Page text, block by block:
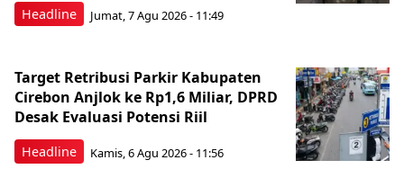
Headline Jumat, 7 Agu 2026 - 11:49
Headline
Target Retribusi Parkir Kabupaten
Cirebon Anjlok ke Rp1,6 Miliar, DPRD
Desak Evaluasi Potensi Riil
Kamis, 6 Agu 2026 - 11:56